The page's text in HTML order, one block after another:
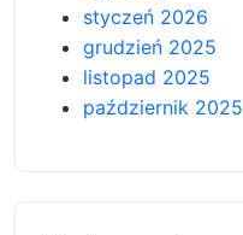
styczeń 2026
grudzień 2025
listopad 2025
październik 2025